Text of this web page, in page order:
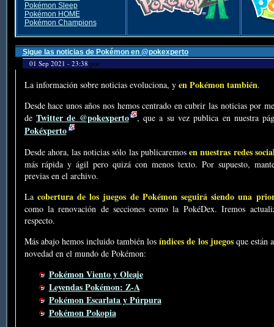
Pokémon Sleep
Pokémon HOME
Pokémon Champions
Sigue las noticias de Pokémon en @pokexperto
01 Sep 2021 - 23:38 por
La información sobre noticias evoluciona, y en Pokémon también.
Desde hace unos años nos hemos centrado en cubrir las noticias por
de Twitter de @pokexperto , que a su vez publica en nuestra
Pokéxperto
Desde ahora, las noticias sólo las publicaremosen nuestras redes
más rápida y ágil pero quizá con menos texto. Por supuesto,
previas en el archivo.
La cobertura de los juegos de Pokémon seguirá siendo una
como la renovación de secciones como la PokéDex. Iremos
respecto.
Más abajo hemos incluido también losíndices de los juegosque están
novedad en el mundo de Pokémon:
Pokémon Viento y Oleaje
Leyendas Pokémon: Z-A
Pokémon Escarlata y Púrpura
Pokémon Pokopia